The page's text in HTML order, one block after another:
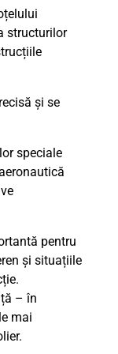
structurilor
și se
speciale
pentru
și situațiile
– în
mai